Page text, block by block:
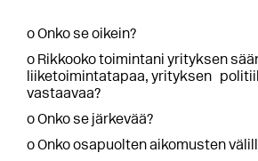
o Onko se oikein?
o Rikkooko toimintani yrityksen
liiketoimintatapaa, yrityksen
vastaavaa?
o Onko se järkevää?
o Onko osapuolten aikomusten